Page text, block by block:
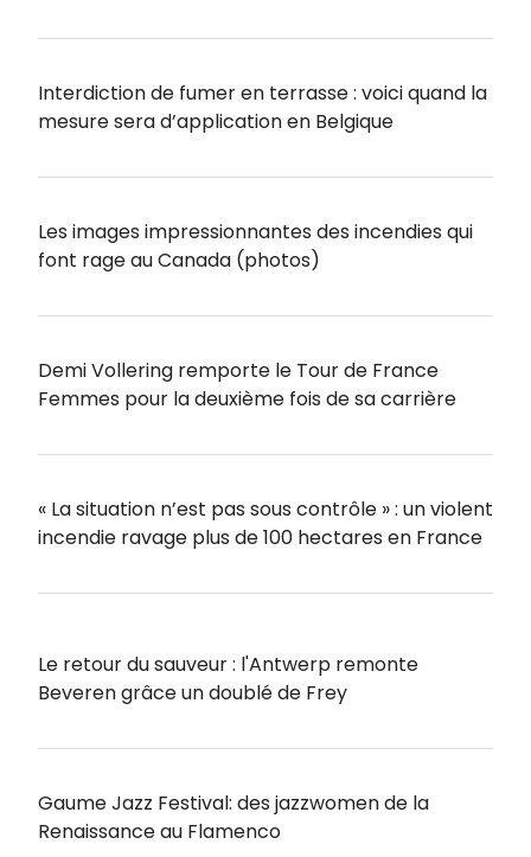
Interdiction de fumer en terrasse : voici quand la
mesure sera d’application en Belgique
Les images impressionnantes des incendies qui
font rage au Canada (photos)
Demi Vollering remporte le Tour de France
Femmes pour la deuxième fois de sa carrière
« La situation n’est pas sous contrôle » : un violent
incendie ravage plus de 100 hectares en France
Le retour du sauveur : l'Antwerp remonte
Beveren grâce un doublé de Frey
Gaume Jazz Festival: des jazzwomen de la
Renaissance au Flamenco